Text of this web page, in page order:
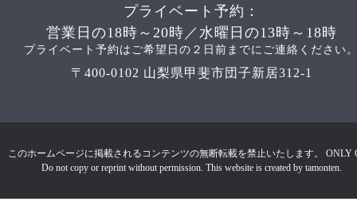
プライベート予約：
営業日の18時～20時／水曜日の13時～18時
プライベート予約はご希望日の２日前までにご連絡ください
〒400-0102 山梨県甲斐市団子新居312-1
このホームページに掲載されるコンテンツの無断転載を禁止いたします。 ONLY
Do not copy or reprint without permission. This website is created by tamonten.